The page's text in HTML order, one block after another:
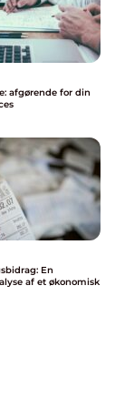
afgørende for din
En
af et økonomisk